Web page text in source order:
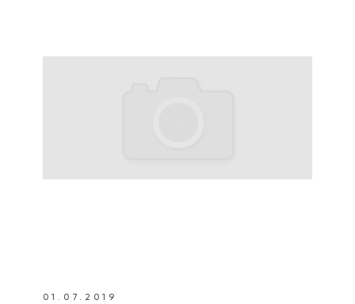
01.07.2019